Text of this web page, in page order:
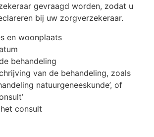
gevraagd worden, zodat u
bij uw zorgverzekeraar.
en woonplaats
behandeling
van de behandeling, zoals
natuurgeneeskunde’, of
consult